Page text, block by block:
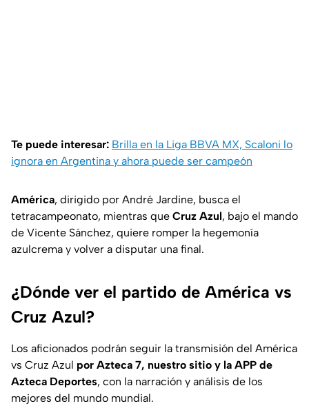
Te puede interesar: Brilla en la Liga BBVA MX, Scaloni lo
ignora en Argentina y ahora puede ser campeón
América, dirigido por André Jardine, busca el
tetracampeonato, mientras que Cruz Azul, bajo el mando
de Vicente Sánchez, quiere romper la hegemonía
azulcrema y volver a disputar una final.
¿Dónde ver el partido de América vs
Cruz Azul?
Los aficionados podrán seguir la transmisión del América
vs Cruz Azul por Azteca 7, nuestro sitio y la APP de
Azteca Deportes, con la narración y análisis de los
mejores del mundo mundial.